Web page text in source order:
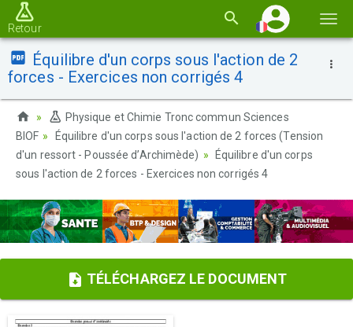
la
Retour
Équilibre d'un corps sous l'action de 2
forces - Exercices non corrigés 4
Physique et Chimie Tronc commun Sciences
BIOF
Équilibre d'un corps sous l'action de 2 forces (Tension
d'un ressort - Poussée d’Archimède)
Équilibre d'un corps
sous l'action de 2 forces - Exercices non corrigés 4
TÉLÉCHARGEZ LE DOCUMENT